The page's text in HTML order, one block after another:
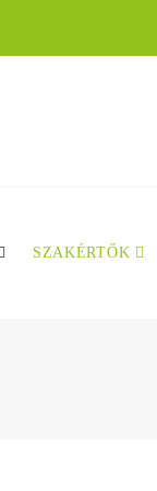
SZAKÉRTŐK